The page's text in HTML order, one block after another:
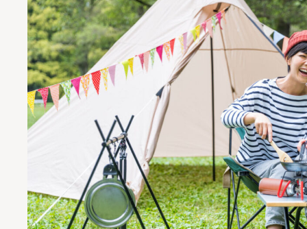
バケーション
その他
- 特集記事
- 体験記事
- モデルプラン